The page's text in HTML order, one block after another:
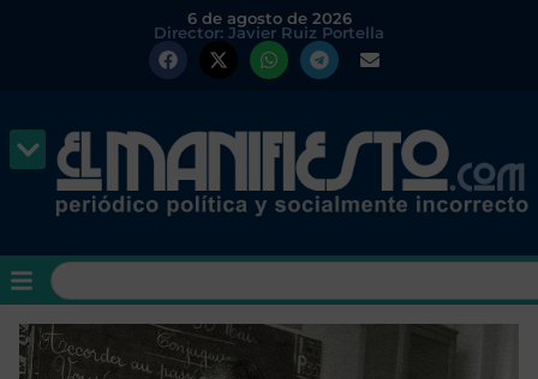
6 de agosto de 2026
Director: Javier Ruiz Portella